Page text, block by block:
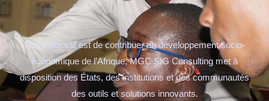
Notre objectif est de contribuer au développement socio-
économique de l’Afrique, MGC SIG Consulting met à
disposition des États, des institutions et des communautés
des outils et solutions innovants.